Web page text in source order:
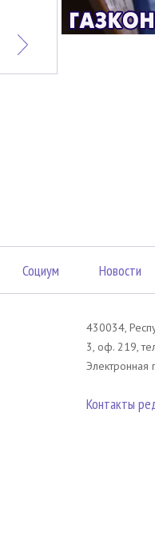
Социум Новости
430034,
3, оф. 219,
Электронная
Контакты